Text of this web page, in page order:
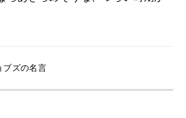
ブズの名言